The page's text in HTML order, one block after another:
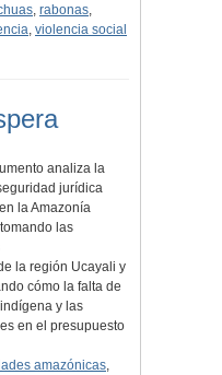
, rabonas,
, violencia social
analiza la
jurídica
la Amazonía
las
la región Ucayali y
cómo la falta de
y las
en el presupuesto
amazónicas,